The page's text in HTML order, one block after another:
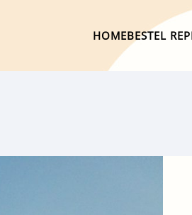
HOMEBESTEL